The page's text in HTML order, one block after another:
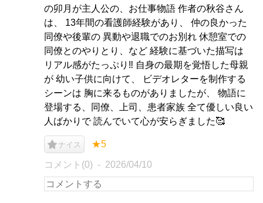
の卯月が主人公の、お仕事物語 作者の秋谷さん
は、 13年間の看護師経験があり、 仲の良かった
同僚や後輩の 異動や退職でのお別れ 休憩室での
同僚とのやりとり、など 経験に基づいた描写は
リアル感がたっぷり‼️ 自身の最期を覚悟した母親
が 幼い子供に向けて、 ビデオレターを制作する
シーンは 胸に来るものがありましたが、 物語に
登場する、同僚、上司、患者家族 全て優しい良い
人ばかりで 読んでいて心が安らぎました🥰
ナイス ★5
コメント(0) 2026/04/10